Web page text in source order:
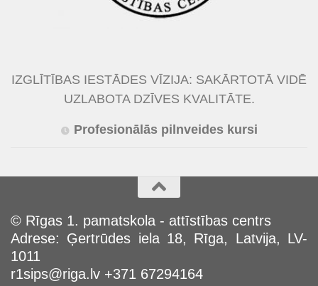
IZGLĪTĪBAS IESTĀDES VĪZIJA: SAKĀRTOTĀ VIDĒ
UZLABOTA DZĪVES KVALITĀTE.
Profesionālās pilnveides kursi
© Rīgas 1. pamatskola - attīstības centrs
Adrese: Ģertrūdes iela 18, Rīga, Latvija, LV-
1011
r1sips@riga.lv +371 67294164